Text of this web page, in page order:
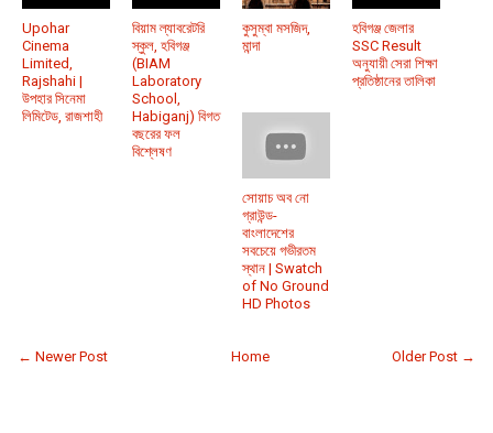
Upohar
Cinema
Limited,
Rajshahi |
উপহার সিনেমা
লিমিটেড, রাজশাহী
বিয়াম ল্যাবরেটরি
স্কুল, হবিগঞ্জ
(BIAM
Laboratory
School,
Habiganj) বিগত
বছরের ফল
বিশ্লেষণ
কুসুম্বা মসজিদ,
মান্দা
হবিগঞ্জ জেলার
SSC Result
অনুযায়ী সেরা শিক্ষা
প্রতিষ্ঠানের তালিকা
সোয়াচ অব নো
গ্রাউন্ড-
বাংলাদেশের
সবচেয়ে গভীরতম
স্থান | Swatch
of No Ground
HD Photos
← Newer Post Older Post →
Home